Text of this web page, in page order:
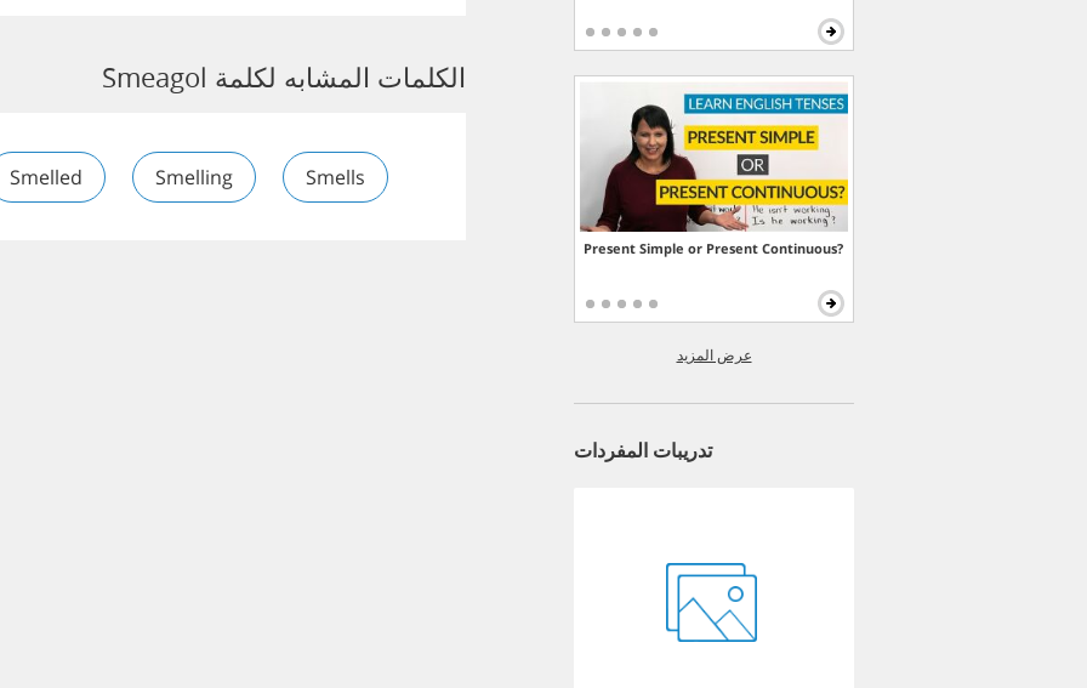
الكلمات المشابه لكلمة Smeagol
Smelled Smelling Smells
Present Simple or Present Continuous?
عرض المزيد
تدريبات المفردات